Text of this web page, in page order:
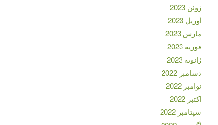
ژوئن 2023
آوریل 2023
مارس 2023
فوریه 2023
ژانویه 2023
دسامبر 2022
نوامبر 2022
اکتبر 2022
سپتامبر 2022